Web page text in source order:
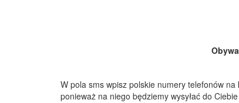
W pola sms wpisz polskie numery telefonów
ponieważ na niego będziemy wysyłać do